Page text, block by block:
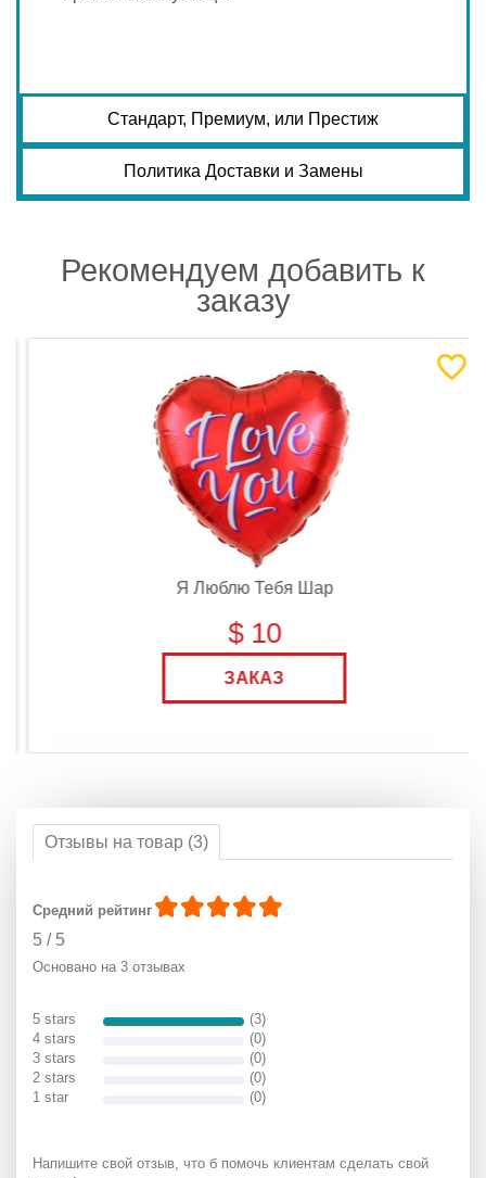
Стандарт, Премиум, или Престиж
Политика Доставки и Замены
Рекомендуем добавить к
заказу
Я Люблю Тебя Шар
$ 10
ЗАКАЗ
Отзывы на товар (3)
Средний рейтинг
5 / 5
Основано на 3 отзывах
5 stars
(3)
4 stars
(0)
3 stars
(0)
2 stars
(0)
1 star
(0)
Напишите свой отзыв, что б помочь клиентам сделать свой